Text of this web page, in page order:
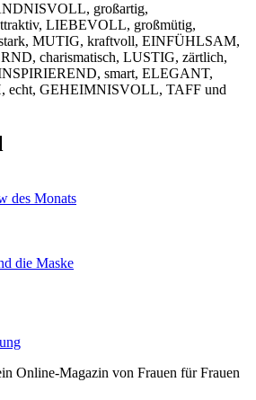
großartig,
LIEBEVOLL, großmütig,
MUTIG, kraftvoll, EINFÜHLSAM,
charismatisch, LUSTIG, zärtlich,
smart, ELEGANT,
echt, GEHEIMNISVOLL, TAFF und
des Monats
die Maske
Online-Magazin von Frauen für Frauen